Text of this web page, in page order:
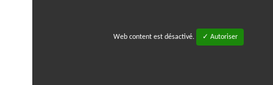
Web content est désactivé. ✓ Autoriser